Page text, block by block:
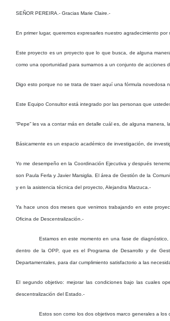
SEÑOR PEREIRA.- Gracias Marie Claire.-
En primer lugar, queremos expresarles nuestro agradecimiento
Este proyecto es un proyecto que lo que busca, de alguna
como una oportunidad para sumarnos a un conjunto de acciones
Digo esto porque no se trata de traer aquí una fórmula novedosa
Este Equipo Consultor está integrado por las personas que
“Pepe” les va a contar más en detalle cuál es, de alguna manera,
Básicamente es un espacio académico de investigación, de
Yo me desempeño en la Coordinación Ejecutiva y después
son Paula Ferla y Javier Marsiglia. El área de Gestión de la
y en la asistencia técnica del proyecto, Alejandra Marzuca.-
Ya hace unos dos meses que venimos trabajando en este
Oficina de Descentralización.-
Estamos en este momento en una fase de
dentro de la OPP, que es el Programa de Desarrollo y de
Departamentales, para dar cumplimiento satisfactorio a las
El segundo objetivo: mejorar las condiciones bajo las cuales
descentralización del Estado.-
Estos son como los dos objetivos marco generales a los